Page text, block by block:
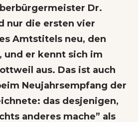
Dr.
nur die ersten vier
Amtstitels neu, den
und er kennt sich im
aus. Das ist auch
Neujahrsempfang der
das desjenigen,
anderes mache” als